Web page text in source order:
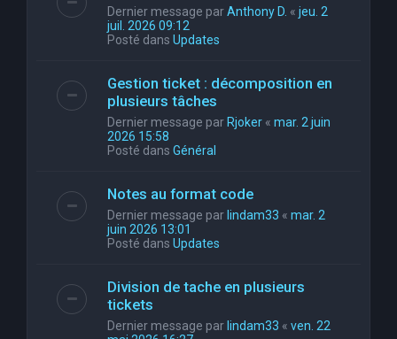
Dernier message parAnthony D. « jeu. 2
juil. 2026 09:12
Posté dans Updates
Gestion ticket : décomposition en
plusieurs tâches
Dernier message parRjoker « mar. 2 juin
2026 15:58
Posté dans Général
Notes au format code
Dernier message parlindam33 « mar. 2
juin 2026 13:01
Posté dans Updates
Division de tache en plusieurs
tickets
Dernier message parlindam33 « ven. 22